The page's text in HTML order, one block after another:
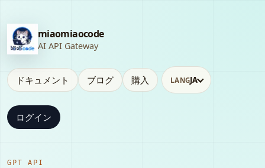
miaomiaocode
AI API Gateway
ドキュメント ブログ 購入 LANGJA
ログイン
GPT API